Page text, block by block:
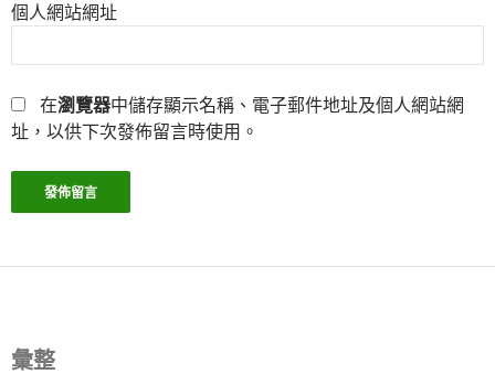
個人網站網址
在瀏覽器中儲存顯示名稱、電子郵件地址及個人網站網
址，以供下次發佈留言時使用。
彙整